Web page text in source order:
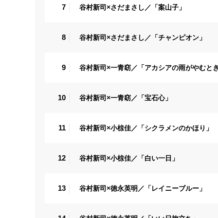
7 谷村新司×さだまさし／「案山子」
8 谷村新司×さだまさし／「チャンピオン」
9 谷村新司×一青窈／「アカシアの雨がやむと
10 谷村新司×一青窈／「宝石心」
11 谷村新司×小椋佳／「シクラメンのかほり」
12 谷村新司×小椋佳／「白い一日」
13 谷村新司×徳永英明／「レイニーブルー」